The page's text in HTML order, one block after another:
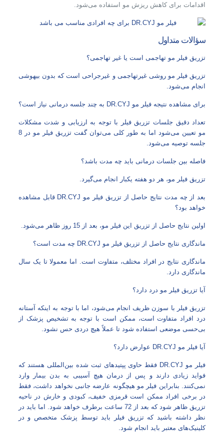
اقدامات برای کاهش ریزش مو استفاده می‌شود.
سؤالات متداول
تزریق فیلر مو تهاجمی است یا غیر تهاجمی؟
تزریق فیلر مو روشی غیرتهاجمی و غیرجراحی است که بدون بیهوشی
انجام می‌شود.
برای مشاهده نتیجه فیلر مو DR.CYJ به چند جلسه درمانی نیاز است؟
تعداد دقیق جلسات تزریق فیلر با توجه به ارزیابی و شدت مشکلات
مو تعیین می‌شود اما به طور کلی می‌توان گفت تزریق فیلر مو در 8
جلسه توصیه می‌شود.
فاصله بین جلسات درمانی باید چه مدت باشد؟
تزریق فیلر مو، هر دو هفته یکبار انجام می‌گیرد.
بعد از چه مدت نتایج حاصل از تزریق فیلر مو DR.CYJ قابل مشاهده
خواهد بود؟
اولین نتایج حاصل از تزریق این فیلر مو، بعد از 15 روز ظاهر می‌شود.
ماندگاری نتایج حاصل از تزریق فیلر مو DR.CYJ چه مدت است؟
ماندگاری نتایج در افراد مختلف، متفاوت است. اما معمولا تا یک سال
ماندگاری دارد.
آیا تزریق فیلر مو درد دارد؟
تزریق فیلر با سوزن ظریف انجام می‌شود، اما با توجه به اینکه آستانه
درد افراد متفاوت است، ممکن است با توجه به تشخیص پزشک از
بی‌حسی موضعی استفاده شود تا عملاً هیچ دردی حس نشود.
آیا فیلر مو DR.CYJ عوارض دارد؟
فیلر مو DR.CYJ فقط حاوی پپتیدهای ثبت شده بین‌المللی هستند که
فواید زیادی دارند و پس از درمان هیچ آسیبی به بدن بیمار وارد
نمی‌کنند. بنابراین فیلر مو هیچگونه عارضه جانبی نخواهد داشت، فقط
در برخی افراد ممکن است قرمزی خفیف، کبودی و خارش در ناحیه
تزریق ظاهر شود که بعد از 72 ساعت برطرف خواهد شود. اما باید در
نظر داشته باشید که تزریق فیلر باید توسط پزشک متخصص و در
کلینیک‌های معتبر باید انجام شود.